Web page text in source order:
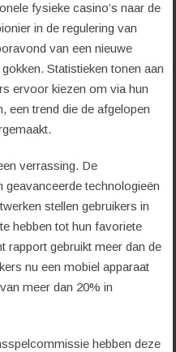
fysieke casino’s naar de
in de regulering van
van een nieuwe
Statistieken tonen aan
ervoor kiezen om via hun
een trend die de afgelopen
verrassing. De
geavanceerde technologieën
stellen gebruikers in
hebben tot hun favoriete
rapport gebruikt meer dan de
nu een mobiel apparaat
meer dan 20% in
hebben deze